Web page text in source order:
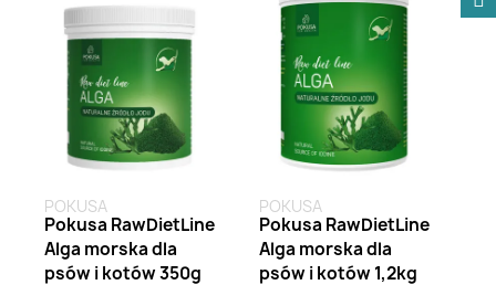
POKUSA
Pokusa RawDietLine
Alga morska dla
psów i kotów 350g
POKUSA
Pokusa RawDietLine
Alga morska dla
psów i kotów 1,2kg